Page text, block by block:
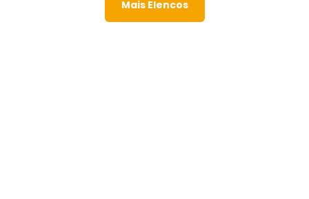
Mais Elencos